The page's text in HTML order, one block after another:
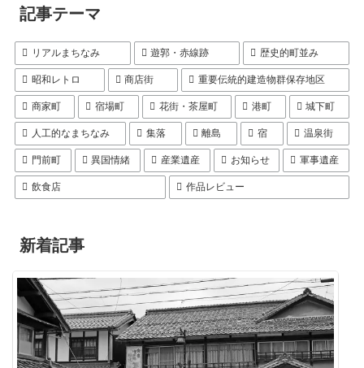
記事テーマ
リアルまちなみ 遊郭・赤線跡 歴史的町並み
昭和レトロ 商店街 重要伝統的建造物群保存地区
商家町 宿場町 花街・茶屋町 港町 城下町
人工的なまちなみ 集落 離島 宿 温泉街
門前町 異国情緒 産業遺産 お知らせ 軍事遺産
飲食店 作品レビュー
新着記事